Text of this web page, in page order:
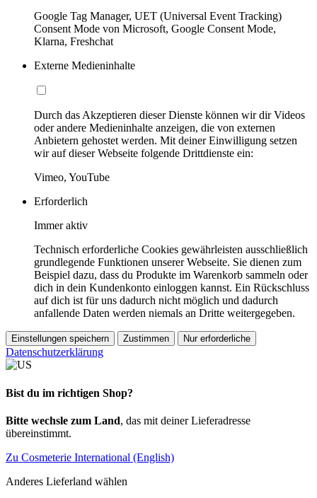
Google Tag Manager, UET (Universal Event Tracking)
Consent Mode von Microsoft, Google Consent Mode,
Klarna, Freshchat
Externe Medieninhalte
Durch das Akzeptieren dieser Dienste können wir dir Videos
oder andere Medieninhalte anzeigen, die von externen
Anbietern gehostet werden. Mit deiner Einwilligung setzen
wir auf dieser Webseite folgende Drittdienste ein:
Vimeo, YouTube
Erforderlich
Immer aktiv
Technisch erforderliche Cookies gewährleisten ausschließlich
grundlegende Funktionen unserer Webseite. Sie dienen zum
Beispiel dazu, dass du Produkte im Warenkorb sammeln oder
dich in dein Kundenkonto einloggen kannst. Ein Rückschluss
auf dich ist für uns dadurch nicht möglich und dadurch
anfallende Daten werden niemals an Dritte weitergegeben.
Einstellungen speichern Zustimmen Nur erforderliche
Datenschutzerklärung
Bist du im richtigen Shop?
Bitte wechsle zum Land, das mit deiner Lieferadresse
übereinstimmt.
Zu Cosmeterie International (English)
Anderes Lieferland wählen